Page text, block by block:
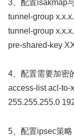
3、配置isakmap
tunnel-group
tunnel-group
pre-shared-key
4、配置需要加密
access-list acl-to-
255.255.255.0
5、配置ipsec策略